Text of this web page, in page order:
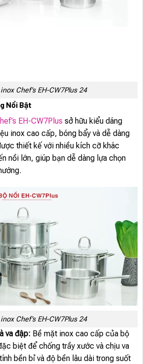
Chef’s EH-CW7Plus 24
Nổi Bật
EH-CW7Plus sở hữu kiểu dáng
inox cao cấp, bóng bẩy và dễ dàng
thiết kế với nhiều kích cỡ khác
nồi lớn, giúp bạn dễ dàng lựa chọn
Chef’s EH-CW7Plus 24
va đập: Bề mặt inox cao cấp của bộ
biệt để chống trầy xước và chịu va
bền bỉ và độ bền lâu dài trong suốt